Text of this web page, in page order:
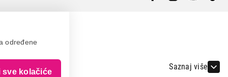
određene
sve kolačiće
Saznaj više